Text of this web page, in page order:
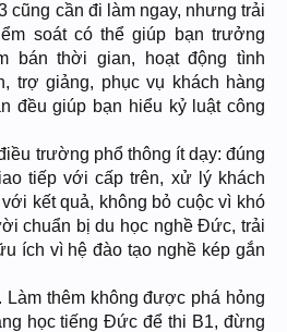
cũng cần đi làm ngay, nhưng trải
soát có thể giúp bạn trưởng
bán thời gian, hoạt động tình
trợ giảng, phục vụ khách hàng
đều giúp bạn hiểu kỷ luật công
trường phổ thông ít dạy: đúng
tiếp với cấp trên, xử lý khách
kết quả, không bỏ cuộc vì khó
chuẩn bị du học nghề Đức, trải
ích vì hệ đào tạo nghề kép gắn
Làm thêm không được phá hỏng
học tiếng Đức để thi B1, đừng